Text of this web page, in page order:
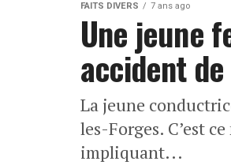
FAITS DIVERS 7 ans ago
Une jeune
accident
La jeune
les-Forges. C’est
impliquant...